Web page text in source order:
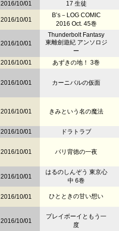
2016/10/01
17 生徒
2016/10/01
B’s－LOG COMIC
2016 Oct. 45巻
2016/10/01
Thunderbolt Fantasy
東離劍遊紀 アンソロジ
ー
2016/10/01
あずきの地！ 3巻
2016/10/01 カーニバルの仮面
2016/10/01 きみという名の魔法
2016/10/01 ドラトラブ
2016/10/01 パリ背徳の一夜
2016/10/01
はるのしんぞう 東京心
中 6巻
2016/10/01 ひとときの甘い想い
2016/10/01
プレイボーイともう一
度